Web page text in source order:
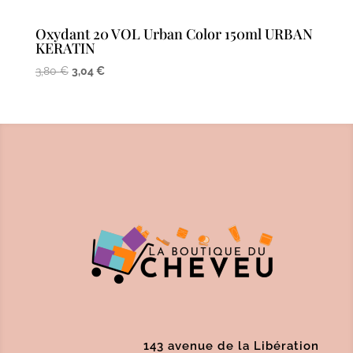
Oxydant 20 VOL Urban Color 150ml URBAN
KERATIN
3,80€ Le
était :
3,04€Le
est :
143 avenue de la Libération